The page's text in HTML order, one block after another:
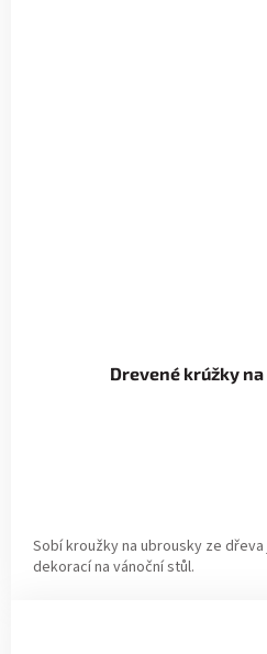
Drevené krúžky
Sobí kroužky na ubrousky ze
dekorací na vánoční stůl.